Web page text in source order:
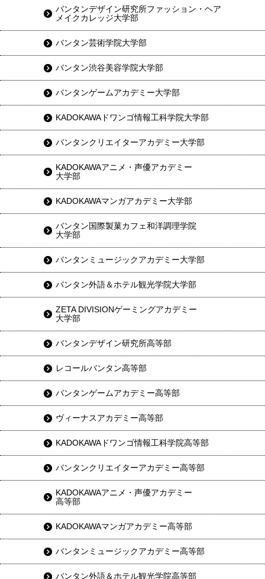
バンタンデザイン研究所ファッション・ヘア
メイクカレッジ大学部
バンタン芸術学院大学部
バンタン渋谷美容学院大学部
バンタンゲームアカデミー大学部
KADOKAWAドワンゴ情報工科学院大学部
バンタンクリエイターアカデミー大学部
KADOKAWAアニメ・声優アカデミー
大学部
KADOKAWAマンガアカデミー大学部
バンタン国際製菓カフェ和洋調理学院
大学部
バンタンミュージックアカデミー大学部
バンタン外語＆ホテル観光学院大学部
ZETA DIVISIONゲーミングアカデミー
大学部
バンタンデザイン研究所高等部
レコールバンタン高等部
バンタンゲームアカデミー高等部
ヴィーナスアカデミー高等部
KADOKAWAドワンゴ情報工科学院高等部
バンタンクリエイターアカデミー高等部
KADOKAWAアニメ・声優アカデミー
高等部
KADOKAWAマンガアカデミー高等部
バンタンミュージックアカデミー高等部
バンタン外語＆ホテル観光学院高等部